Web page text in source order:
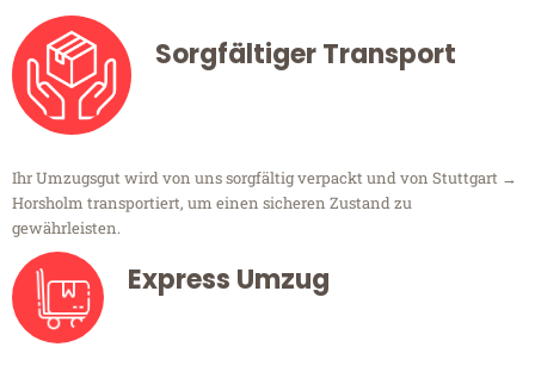
Sorgfältiger Transport
Ihr Umzugsgut wird von uns sorgfältig verpackt und von Stuttgart →
Horsholm transportiert, um einen sicheren Zustand zu
gewährleisten.
Express Umzug